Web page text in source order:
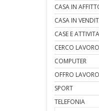
CASA IN
CASA IN
CASE E
CERCO LAVORO
COMPUTER
OFFRO LAVORO
SPORT
TELEFONIA